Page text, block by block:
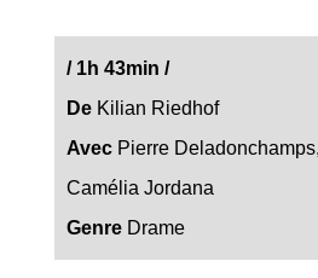
/1h 43min /
De Kilian Riedhof
Avec Pierre Deladonchamps,
Camélia Jordana
Genre Drame